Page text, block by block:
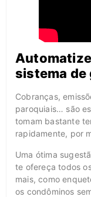
sistema de
Cobranças,
paroquiais… são
tomam bastante
rapidamente, por
Uma ótima
te ofereça todos
mais, como
os condôminos